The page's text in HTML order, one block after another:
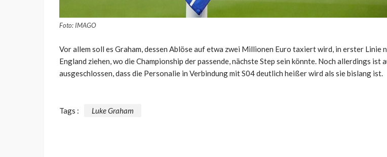
Foto: IMAGO
Vor allem soll es Graham, dessen Ablöse auf etwa zwei Millionen Euro taxiert wird, in erster Linie
England ziehen, wo die Championship der passende, nächste Step sein könnte. Noch allerdings ist
ausgeschlossen, dass die Personalie in Verbindung mit S04 deutlich heißer wird als sie bislang ist.
Tags : Luke Graham